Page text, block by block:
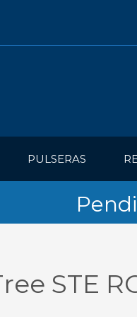
PULSERAS
STE